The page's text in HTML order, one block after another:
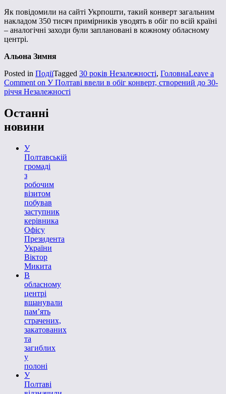
Як повідомили на сайті Укрпошти, такий конверт загальним
накладом 350 тисяч примірників уводять в обіг по всій країні
– аналогічні заходи були заплановані в кожному обласному
центрі.
Альона Зимня
Posted in ПодіїTagged 30 років Незалежності, ГоловнаLeave a
Comment on У Полтаві ввели в обіг конверт, створений до 30-
річчя Незалежності
Останні
новини
У
Полтавській
громаді
з
робочим
візитом
побував
заступник
керівника
Офісу
Президента
України
Віктор
Микита
В
обласному
центрі
вшанували
пам’ять
страчених,
закатованих
та
загиблих
у
полоні
У
Полтаві